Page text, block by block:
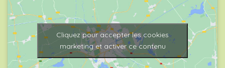
Cliquez pour accepter les cookies
marketing et activer ce contenu